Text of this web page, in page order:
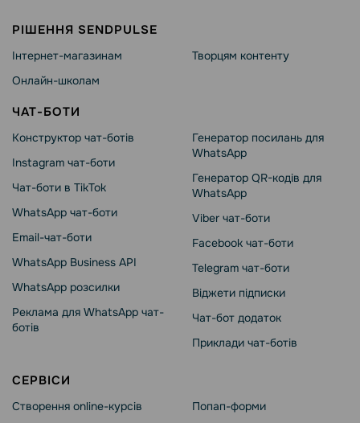
РІШЕННЯ SENDPULSE
Інтернет-магазинам
Онлайн-школам
Творцям контенту
ЧАТ-БОТИ
Конструктор чат-ботів
Instagram чат-боти
Чат-боти в TikTok
WhatsApp чат-боти
Email-чат-боти
WhatsApp Business API
WhatsApp розсилки
Реклама для WhatsApp чат-
ботів
Генератор посилань для
WhatsApp
Генератор QR-кодів для
WhatsApp
Viber чат-боти
Facebook чат-боти
Telegram чат-боти
Віджети підписки
Чат-бот додаток
Приклади чат-ботів
СЕРВІСИ
Створення online-курсів
Попап-форми